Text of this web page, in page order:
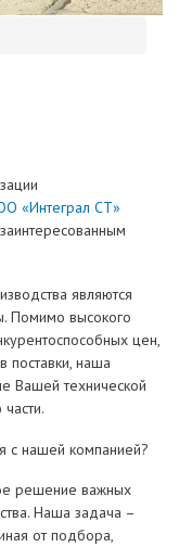
«Интеграл СТ»
являются
Помимо высокого
цен,
поставки, наша
Вашей технической
с нашей компанией?
решение важных
Наша задача –
от подбора,